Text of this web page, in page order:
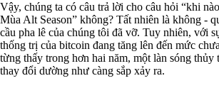
Vậy, chúng ta có câu trả lời cho câu hỏi “khi
Mùa Alt Season” không? Tất nhiên là không -
cầu pha lê của chúng tôi đã vỡ. Tuy nhiên, với
thống trị của bitcoin đang tăng lên đến mức chưa
từng thấy trong hơn hai năm, một làn sóng thủy
thay đổi dường như càng sắp xảy ra.